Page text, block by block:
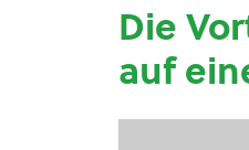
Die
auf